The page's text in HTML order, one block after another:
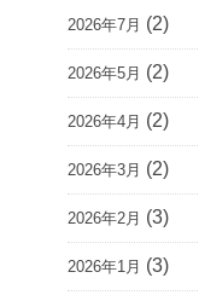
2026年7月 (2)
2026年5月 (2)
2026年4月 (2)
2026年3月 (2)
2026年2月 (3)
2026年1月 (3)